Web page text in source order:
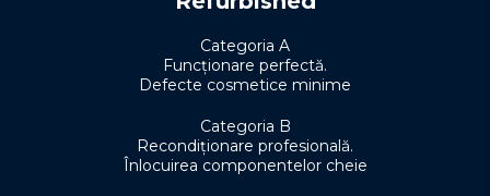
Categoria A
Funcționare perfectă.
Defecte cosmetice minime
Categoria B
Recondiționare profesională.
Înlocuirea componentelor cheie